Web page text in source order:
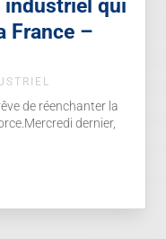
industriel qui
France –
de réenchanter la
dernier,